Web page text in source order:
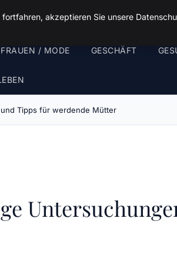
FRAUEN / MODE GESCHÄFT
Tipps für werdende Mütter
akzeptieren Sie unsere